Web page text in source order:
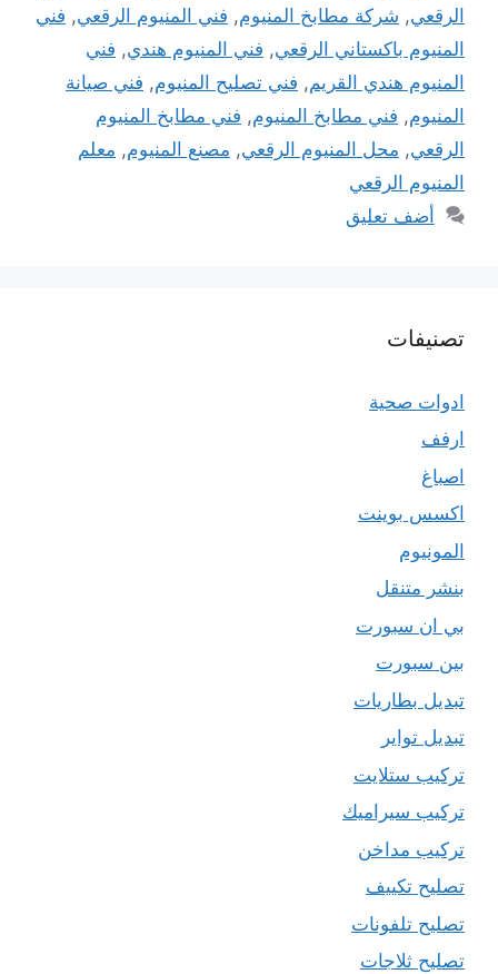
الرقعي, شركة مطابخ المنيوم, فني المنيوم الرقعي, فني
المنيوم باكستاني الرقعي, فني المنيوم هندي, فني
المنيوم هندي القريم, فني تصليح المنيوم, فني صيانة
المنيوم, فني مطابخ المنيوم, فني مطابخ المنيوم
الرقعي, محل المنيوم الرقعي, مصنع المنيوم, معلم
المنيوم الرقعي
أضف تعليق
تصنيفات
ادوات صحية
ارفف
اصباغ
اكسس بوينت
المونيوم
بنشر متنقل
بي ان سبورت
بين سبورت
تبديل بطاريات
تبديل تواير
تركيب ستلايت
تركيب سيراميك
تركيب مداخن
تصليح تكييف
تصليح تلفونات
تصليح ثلاجات